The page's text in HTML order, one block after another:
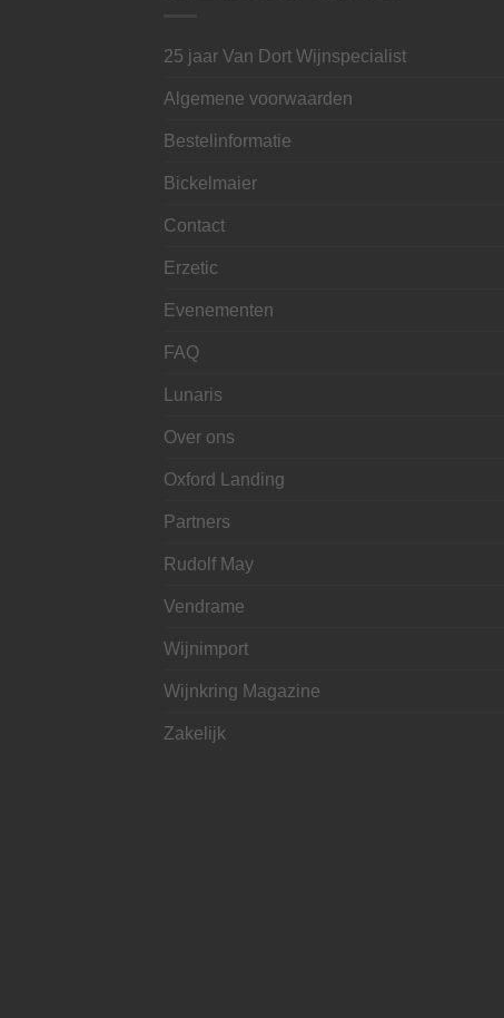
25 jaar Van Dort Wijnspecialist
Algemene voorwaarden
Bestelinformatie
Bickelmaier
Contact
Erzetic
Evenementen
FAQ
Lunaris
Over ons
Oxford Landing
Partners
Rudolf May
Vendrame
Wijnimport
Wijnkring Magazine
Zakelijk